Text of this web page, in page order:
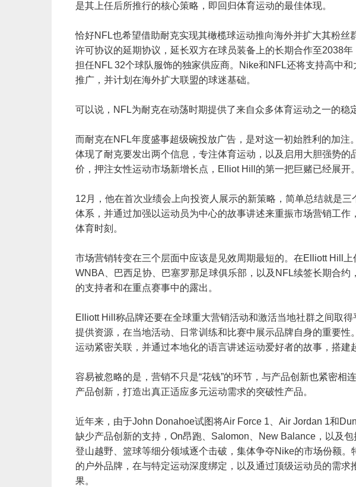
是其上任后所推行的核心策略，即回归体育运动的最佳体现。
恰好NFL也希望借助耐克实现其橄榄球运动推向海外并扩大其粉丝
许可协议的延期协议，延长双方在球员装备上的长期合作至2038
担任NFL 32个球队服饰的独家供应商。Nike和NFL还将支持高中
推广，并计划在海外扩大联盟的球迷基础。
可以说，NFL为耐克在动荡时期提供了来自众多体育运动之一的稳
而耐克在NFL年度盛事超级碗投放广告，是对这一初始胜利的加注
体现了耐克要发出两个信息，专注体育运动，以及启用大胆强势
价，押注女性运动市场新增长点，Elliot Hill的第一把巨赌已经展开
12月，他在首次业绩会上向投资人展示的新策略，简单总结就是
体系，并通过加强以运动员为中心的故事讲述来重振市场营销工作
体育时刻。
市场营销转变在三个层面中应该是见效周期最短的。在Elliott Hill
WNBA、巴西足协、巴塞罗那足球俱乐部，以及NFL续签长期合约
的支持者和在重点赛事中的露出。
Elliott Hill称品牌还要在全球重大营销活动和激活当地社群之间取
提供资源，在当地活动、日常训练和比赛中展示品牌自身的重要
运动紧密关联，并通过本地化的语言讲述运动爱好者的故事，搭建
容易被忽略的是，营销不只是“花钱”的环节，与产品创新也紧密相
产品创新，打造出真正适应多元运动需求的突破性产品。
近年来，由于John Donahoe试图将Air Force 1、Air Jordan 1和
缺少产品创新的支持，On昂跑、Salomon、New Balance，以及包
登山越野、篮球等细分领域逐个击破，集体争夺Nike的市场份额
的户外品牌，在与特定运动深度绑定，以及通过顶级运动员的需
果。